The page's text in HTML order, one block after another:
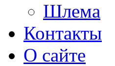
Шлема
Контакты
О сайте